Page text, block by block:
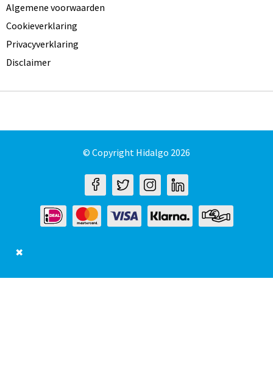
Algemene voorwaarden
Cookieverklaring
Privacyverklaring
Disclaimer
© Copyright Hidalgo 2026
✖